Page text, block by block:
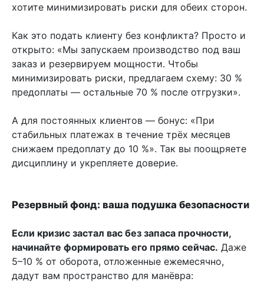
хотите минимизировать риски для обеих сторон.
Как это подать клиенту без конфликта? Просто и
открыто: «Мы запускаем производство под ваш
заказ и резервируем мощности. Чтобы
минимизировать риски, предлагаем схему: 30 %
предоплаты — остальные 70 % после отгрузки».
А для постоянных клиентов — бонус: «При
стабильных платежах в течение трёх месяцев
снижаем предоплату до 10 %». Так вы поощряете
дисциплину и укрепляете доверие.
Резервный фонд: ваша подушка безопасности
Если кризис застал вас без запаса прочности,
начинайте формировать его прямо сейчас. Даже
5–10 % от оборота, отложенные ежемесячно,
дадут вам пространство для манёвра: